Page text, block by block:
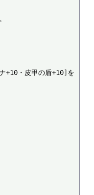
+10・皮甲の盾+10]を